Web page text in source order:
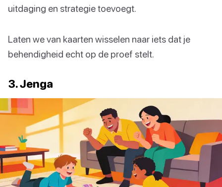
uitdaging en strategie toevoegt.
Laten we van kaarten wisselen naar iets dat je
behendigheid echt op de proef stelt.
3. Jenga